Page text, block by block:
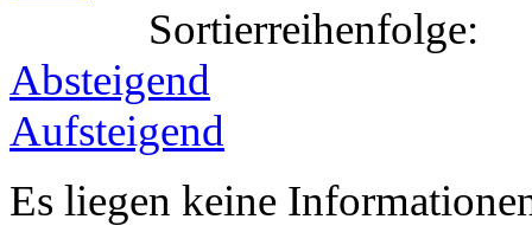
Sortierreihenfolge:
Absteigend
Aufsteigend
Es liegen keine